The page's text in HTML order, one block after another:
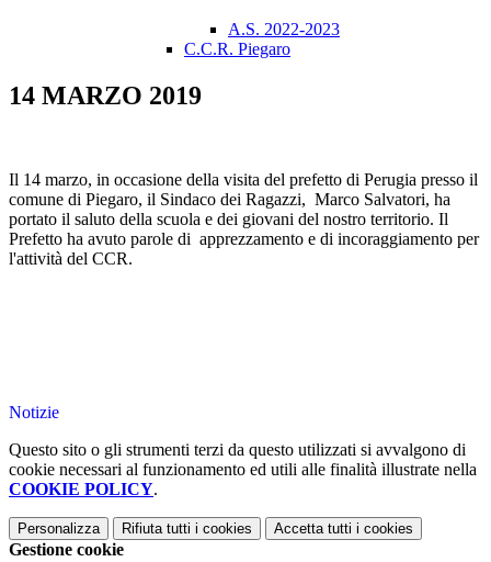
A.S. 2022-2023
C.C.R. Piegaro
14 MARZO 2019
Il 14 marzo, in occasione della visita del prefetto di Perugia presso il
comune di Piegaro, il Sindaco dei Ragazzi, Marco Salvatori, ha
portato il saluto della scuola e dei giovani del nostro territorio. Il
Prefetto ha avuto parole di apprezzamento e di incoraggiamento per
l'attività del CCR.
Notizie
Questo sito o gli strumenti terzi da questo utilizzati si avvalgono di
cookie necessari al funzionamento ed utili alle finalità illustrate nella
COOKIE POLICY.
Personalizza Rifiuta tutti i cookies Accetta tutti i cookies
Gestione cookie